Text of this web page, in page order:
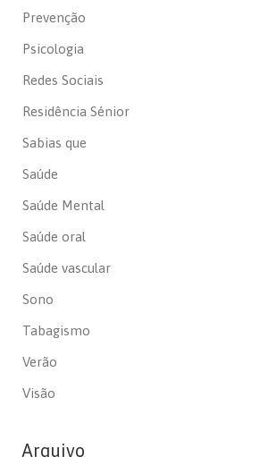
Prevenção
Psicologia
Redes Sociais
Residência Sénior
Sabias que
Saúde
Saúde Mental
Saúde oral
Saúde vascular
Sono
Tabagismo
Verão
Visão
Arquivo